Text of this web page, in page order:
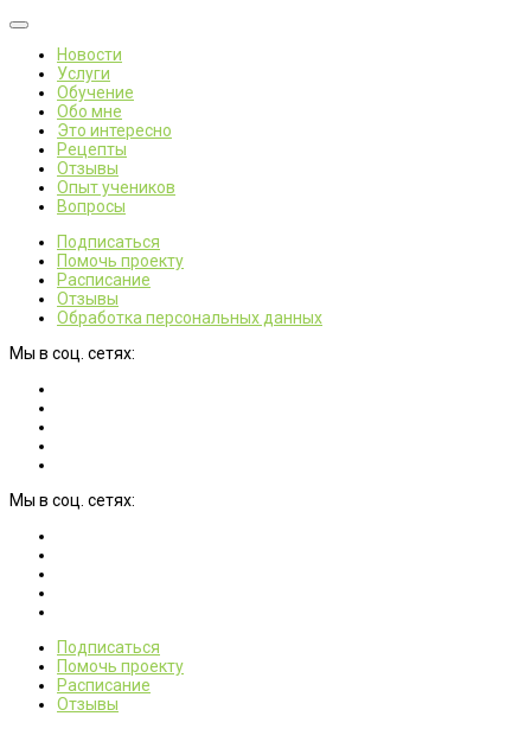
Новости
Услуги
Обучение
Обо мне
Это интересно
Рецепты
Отзывы
Опыт учеников
Вопросы
Подписаться
Помочь проекту
Расписание
Отзывы
Обработка персональных данных
Мы в соц. сетях:
Мы в соц. сетях:
Подписаться
Помочь проекту
Расписание
Отзывы